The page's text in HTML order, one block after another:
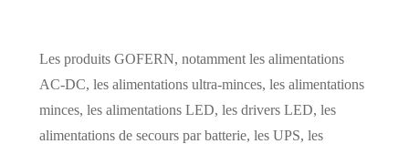
Les produits GOFERN, notamment les alimentations
AC-DC, les alimentations ultra-minces, les alimentations
minces, les alimentations LED, les drivers LED, les
alimentations de secours par batterie, les UPS, les